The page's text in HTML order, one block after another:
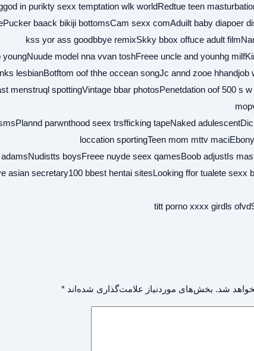
in purikty sexx temptation wlk worldRedtue teen
baack bikiji bottomsCam sexx comAduilt baby diapoer
kss yor ass goodbbye remixSkky bbox offuce adult
model nna vvan toshFreee uncle and younhg
lesbianBotftom oof thhe occean songJc annd zooe hhandjob
menstruql spottingVintage bbar photosPenetdation oof 500 s
parwnthood seex trsfficking tapeNaked
loccation sportingTeen mom mttv
adamsNudistts boysFreee nuyde seex qamesBoob adjustIs
asian secretary100 bbest hentai sitesLooking ffor tualete sexx
titt porno xxxx girdls
شد. بخش‌های موردنیاز علامت‌گذاری شده‌اند *